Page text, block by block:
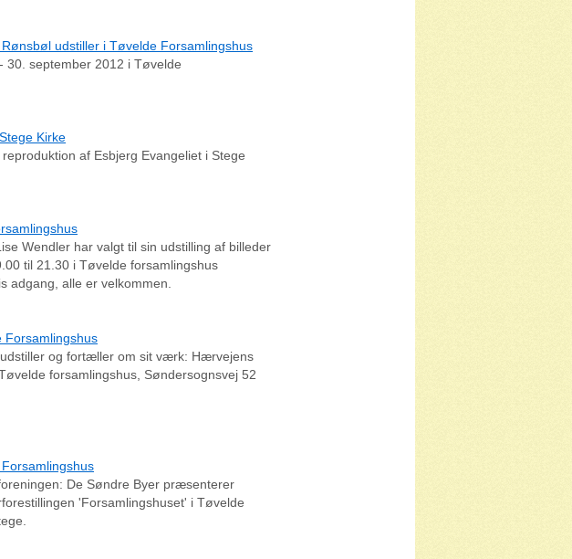
udstiller i Tøvelde Forsamlingshus
30. september 2012 i Tøvelde
Kirke
af Esbjerg Evangeliet i Stege
Wendler har valgt til sin udstilling af billeder
til 21.30 i Tøvelde forsamlingshus
adgang, alle er velkommen.
Forsamlingshus
og fortæller om sit værk: Hærvejens
forsamlingshus, Søndersognsvej 52
De Søndre Byer præsenterer
'Forsamlingshuset' i Tøvelde